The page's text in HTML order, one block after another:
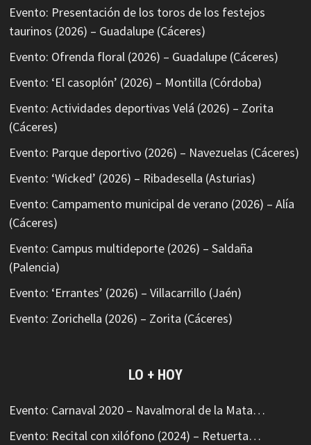
Evento: Presentación de los toros de los festejos
taurinos (2026) – Guadalupe (Cáceres)
Evento: Ofrenda floral (2026) – Guadalupe (Cáceres)
Evento: ‘El casoplón’ (2026) – Montilla (Córdoba)
Evento: Actividades deportivas Velá (2026) – Zorita
(Cáceres)
Evento: Parque deportivo (2026) – Navezuelas (Cáceres)
Evento: ‘Wicked’ (2026) – Ribadesella (Asturias)
Evento: Campamento municipal de verano (2026) – Alía
(Cáceres)
Evento: Campus multideporte (2026) – Saldaña
(Palencia)
Evento: ‘Errantes’ (2026) – Villacarrillo (Jaén)
Evento: Zorichella (2026) – Zorita (Cáceres)
LO + HOY
Evento: Carnaval 2020 – Navalmoral de la Mata…
Evento: Recital con xilófono (2024) – Retuerta…